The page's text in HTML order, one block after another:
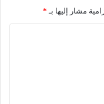
مشار إليها بـ *